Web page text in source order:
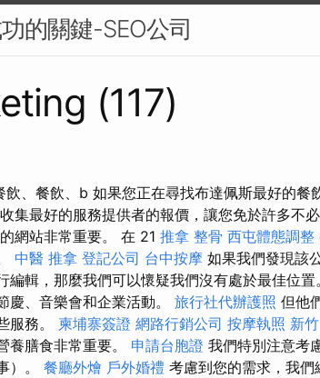
的關鍵-SEO公司
(117)
、餐飲、b 如果您正在尋找布達佩斯最好的餐
集最好的服務提供者的報價，讓您免於許多不
網站非常重要。 在 21 推拿 整骨 西屯體態調整
中醫 推拿 登記公司 台中按摩 如果我們發現該
編輯，那麼我們可以懷疑我們沒有處於最佳位
慶、音樂會和企業活動。 旅行社代辦護照 但他
服務。 柬埔寨簽證 網路行銷公司 按摩執照 新
養膳食非常重要。 申請台胞證 我們特別注意考
）。 餐廳外燴 戶外婚禮 考慮到您的需求，我們